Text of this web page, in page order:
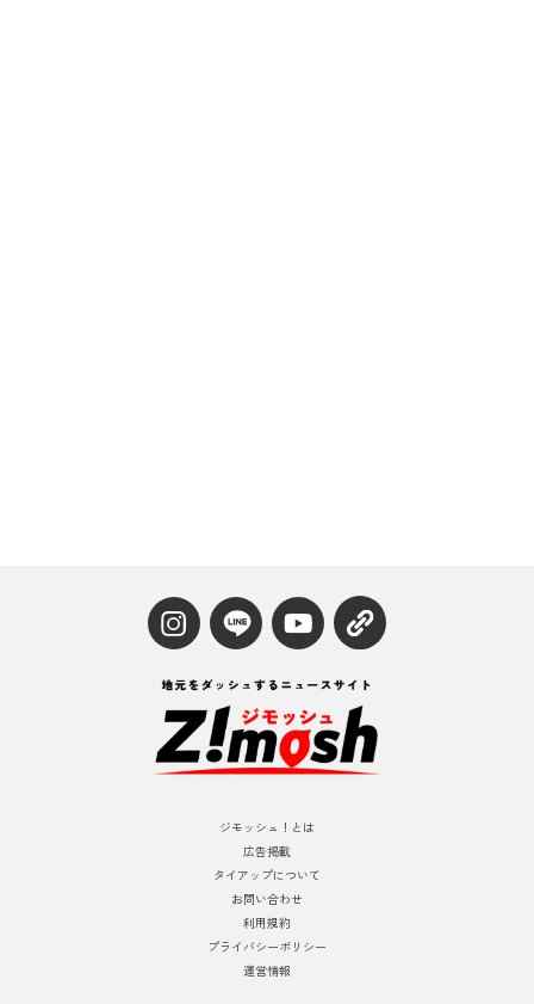
ジモッシュ！とは
広告掲載
タイアップについて
お問い合わせ
利用規約
プライバシーポリシー
運営情報